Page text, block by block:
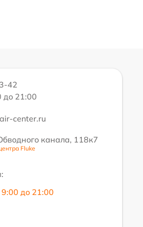
42
до 21:00
center.ru
канала, 118к7
Fluke
до 21:00